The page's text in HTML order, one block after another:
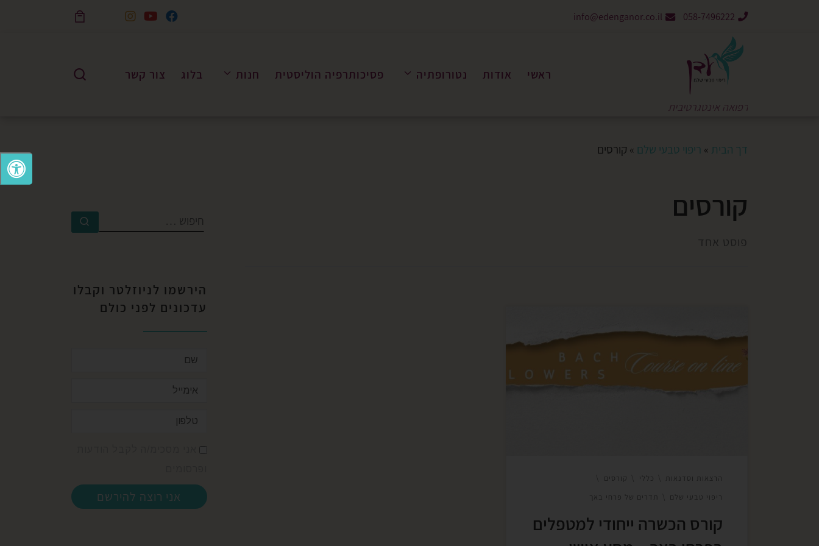
Skip to content 058-7496222
info@edenganor.co.il
רפואה אינטגרטיבית
ראשי אודות נטורופתיה פסיכותרפיה הוליסטית חנות בלוג צור קשר
דך הבית » ריפוי טבעי שלם » קורסים
קורסים
פוסט אחד
קורס ההכשרה למטפלים בפרחי באך הוא קורס עומק
חוויתי, בו נצלול לעולמם הקסום של תמציות פרחי
הבאך, נכיר לעומק כל תדר, תמצית, טיפוס ומצבי
טיפול שונים,ונלמד כיצד לדייק ולהתאים את
הרצאות וסדנאות כללי
קורסים
ריפוי טבעי שלם
תדרים של פרחי באך
קורס הכשרה ייחודי למטפלים
הירשמו לניוזלטר וקבלו
עדכונים לפני כולם​
אני רוצה להירשם